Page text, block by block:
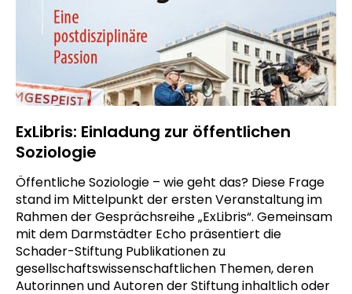
ExLibris: Einladung zur öffentlichen
Soziologie
Öffentliche Soziologie – wie geht das? Diese Frage
stand im Mittelpunkt der ersten Veranstaltung im
Rahmen der Gesprächsreihe „ExLibris“. Gemeinsam
mit dem Darmstädter Echo präsentiert die
Schader-Stiftung Publikationen zu
gesellschaftswissenschaftlichen Themen, deren
Autorinnen und Autoren der Stiftung inhaltlich oder